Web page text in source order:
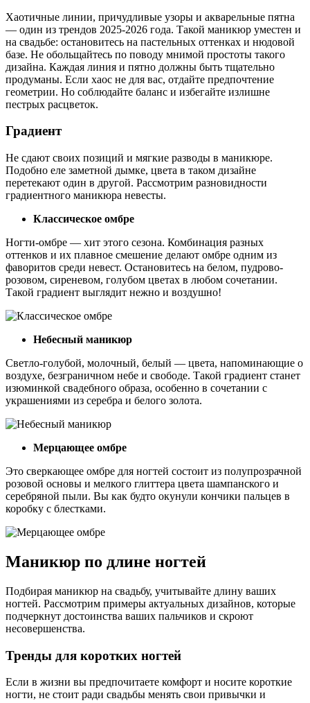
Хаотичные линии, причудливые узоры и акварельные пятна
— один из трендов 2025-2026 года. Такой маникюр уместен и
на свадьбе: остановитесь на пастельных оттенках и нюдовой
базе. Не обольщайтесь по поводу мнимой простоты такого
дизайна. Каждая линия и пятно должны быть тщательно
продуманы. Если хаос не для вас, отдайте предпочтение
геометрии. Но соблюдайте баланс и избегайте излишне
пестрых расцветок.
Градиент
Не сдают своих позиций и мягкие разводы в маникюре.
Подобно еле заметной дымке, цвета в таком дизайне
перетекают один в другой. Рассмотрим разновидности
градиентного маникюра невесты.
Классическое омбре
Ногти-омбре — хит этого сезона. Комбинация разных
оттенков и их плавное смешение делают омбре одним из
фаворитов среди невест. Остановитесь на белом, пудрово-
розовом, сиреневом, голубом цветах в любом сочетании.
Такой градиент выглядит нежно и воздушно!
Небесный маникюр
Светло-голубой, молочный, белый — цвета, напоминающие о
воздухе, безграничном небе и свободе. Такой градиент станет
изюминкой свадебного образа, особенно в сочетании с
украшениями из серебра и белого золота.
Мерцающее омбре
Это сверкающее омбре для ногтей состоит из полупрозрачной
розовой основы и мелкого глиттера цвета шампанского и
серебряной пыли. Вы как будто окунули кончики пальцев в
коробку с блестками.
Маникюр по длине ногтей
Подбирая маникюр на свадьбу, учитывайте длину ваших
ногтей. Рассмотрим примеры актуальных дизайнов, которые
подчеркнут достоинства ваших пальчиков и скроют
несовершенства.
Тренды для коротких ногтей
Если в жизни вы предпочитаете комфорт и носите короткие
ногти, не стоит ради свадьбы менять свои привычки и